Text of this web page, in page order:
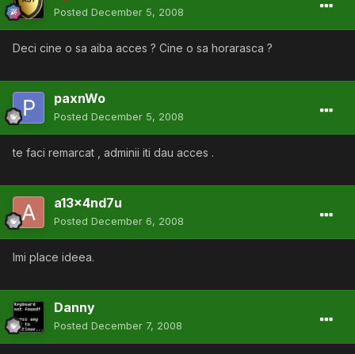
Posted December 5, 2008
Deci cine o sa aiba acces ? Cine o sa horarasca ?
paxnWo
Posted December 5, 2008
te faci remarcat , adminii iti dau acces .
a13x4nd7u
Posted December 6, 2008
Imi place ideea.
Danny
Posted December 7, 2008